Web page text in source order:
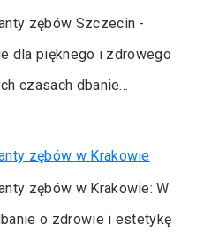
zębów Szczecin -
dla pięknego i zdrowego
czasach dbanie…
zębów w Krakowie
zębów w Krakowie: W
o zdrowie i estetykę